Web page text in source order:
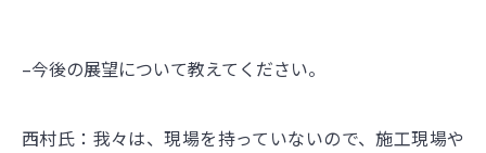
–今後の展望について教えてください。
西村氏：我々は、現場を持っていないので、施工現場や